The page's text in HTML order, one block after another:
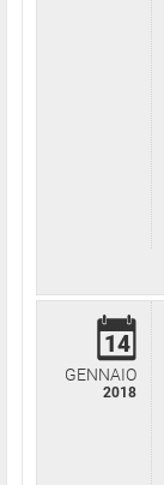
14
GENNAIO
2018